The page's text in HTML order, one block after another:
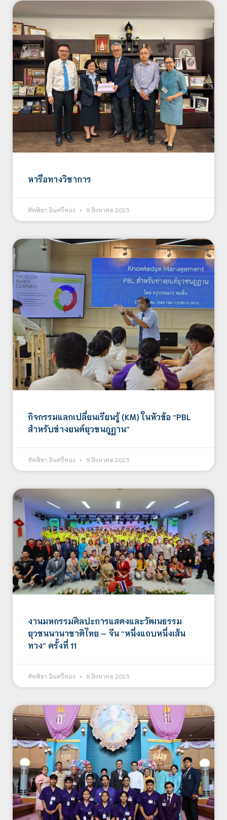
หารือทางวิชาการ
ทัตพิชา อินศรีทอง 9 สิงหาคม 2023
กิจกรรมแลกเปลี่ยนเรียนรู้ (KM) ในหัวข้อ “PBL
สำหรับช่างยนต์ยุวชนภูฏาน”
ทัตพิชา อินศรีทอง 9 สิงหาคม 2023
งานมหกรรมศิลปะการแสดงและวัฒนธรรม
ยุวชนนานาชาติไทย – จีน “หนึ่งแถบหนึ่งเส้น
ทาง” ครั้งที่ 11
ทัตพิชา อินศรีทอง 8 สิงหาคม 2023